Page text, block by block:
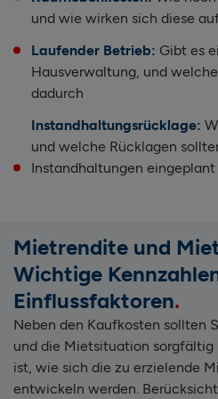
und wie wirken sich diese
Laufender Betrieb: Gibt es
Hausverwaltung, und
dadurch
Instandhaltungsrücklage:
und welche Rücklagen
Instandhaltungen
Mietrendite und
Wichtige
Einflussfaktoren
Neben den Kaufkosten sollten
und die Mietsituation
ist, wie sich die zu erzielende
entwickeln werden.